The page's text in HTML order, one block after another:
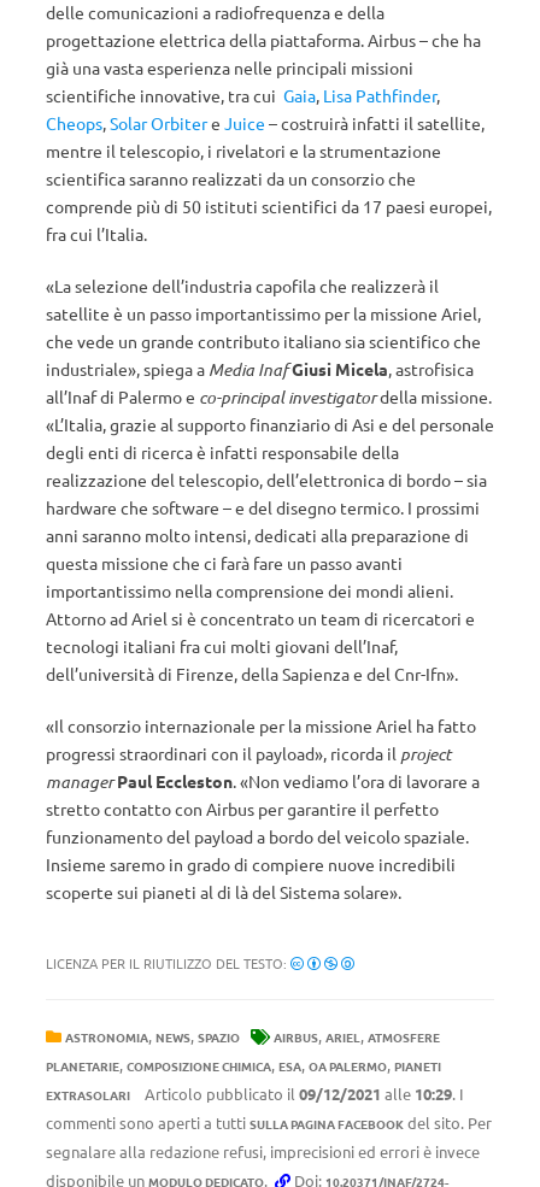
delle comunicazioni a radiofrequenza e della
progettazione elettrica della piattaforma. Airbus – che ha
già una vasta esperienza nelle principali missioni
scientifiche innovative, tra cui Gaia, Lisa Pathfinder,
Cheops,Solar Orbitere Juice – costruirà infatti il satellite,
mentre il telescopio, i rivelatori e la strumentazione
scientifica saranno realizzati da un consorzio che
comprende più di 50 istituti scientifici da 17 paesi europei,
fra cui l’Italia.
«La selezione dell’industria capofila che realizzerà il
satellite è un passo importantissimo per la missione Ariel,
che vede un grande contributo italiano sia scientifico che
industriale», spiega a Media InafGiusi Micela, astrofisica
all’Inaf di Palermo e co-principal investigatordella missione.
«L’Italia, grazie al supporto finanziario di Asi e del personale
degli enti di ricerca è infatti responsabile della
realizzazione del telescopio, dell’elettronica di bordo – sia
hardware che software – e del disegno termico. I prossimi
anni saranno molto intensi, dedicati alla preparazione di
questa missione che ci farà fare un passo avanti
importantissimo nella comprensione dei mondi alieni.
Attorno ad Ariel si è concentrato un team di ricercatori e
tecnologi italiani fra cui molti giovani dell’Inaf,
dell’università di Firenze, della Sapienza e del Cnr-Ifn».
«Il consorzio internazionale per la missione Ariel ha fatto
progressi straordinari con il payload», ricorda il project
manager Paul Eccleston. «Non vediamo l’ora di lavorare a
stretto contatto con Airbus per garantire il perfetto
funzionamento del payload a bordo del veicolo spaziale.
Insieme saremo in grado di compiere nuove incredibili
scoperte sui pianeti al di là del Sistema solare».
LICENZA PER IL RIUTILIZZO DEL TESTO:
ASTRONOMIA, NEWS, SPAZIO AIRBUS, ARIEL, ATMOSFERE
PLANETARIE, COMPOSIZIONE CHIMICA, ESA, OA PALERMO, PIANETI
EXTRASOLARI
Articolo pubblicato il 09/12/2021 alle 10:29. I
commenti sono aperti a tutti SULLA PAGINA FACEBOOK del sito. Per
segnalare alla redazione refusi, imprecisioni ed errori è invece
disponibile un MODULO DEDICATO. Doi: 10.20371/INAF/2724-